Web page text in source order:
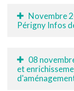
Novembre
Périgny Infos
08
et